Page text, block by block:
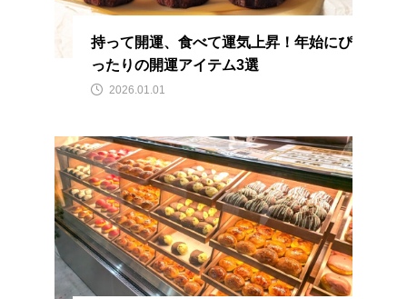
持って開運、食べて運気上昇！年始にぴ
ったりの開運アイテム3選
2026.01.01